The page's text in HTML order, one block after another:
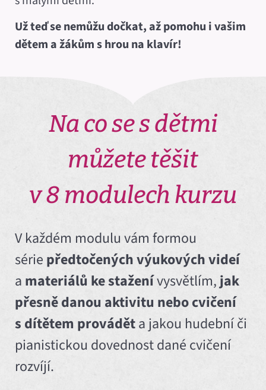
Už teď se nemůžu dočkat, až pomohu i vašim
dětem a žákům s hrou na klavír!
Na co se s dětmi
můžete těšit
v 8 modulech kurzu
V každém modulu vám formou
série předtočených výukových videí
a materiálů ke staženívysvětlím,jak
přesně danou aktivitu nebo cvičení
s dítětem prováděta jakou hudební či
pianistickou dovednost dané cvičení
rozvíjí.